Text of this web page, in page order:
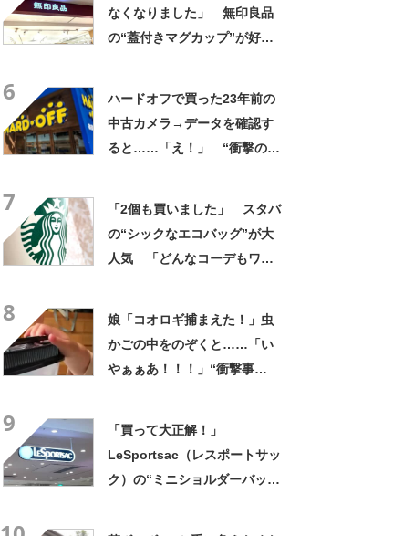
なくなりました」 無印良品
の“蓋付きマグカップ”が好
6
ハードオフで買った23年前の
中古カメラ→データを確認す
ると……「え！」 “衝撃の中
7
「2個も買いました」 スタバ
の“シックなエコバッグ”が大
人気 「どんなコーデもワン
8
娘「コオロギ捕まえた！」虫
かごの中をのぞくと……「い
やぁぁあ！！！」“衝撃事
9
「買って大正解！」
LeSportsac（レスポートサッ
ク）の“ミニショルダーバッ